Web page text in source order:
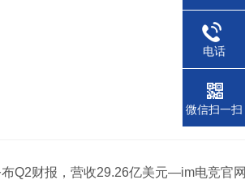
布Q2财报，营收29.26亿美元—im电竞官
电话
微信扫一扫